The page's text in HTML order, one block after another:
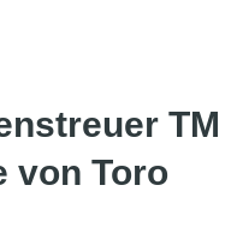
TM
von Toro